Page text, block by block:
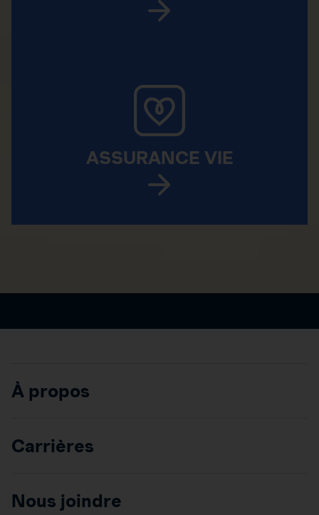
ASSURANCE VIE
À propos
Carrières
Nous joindre